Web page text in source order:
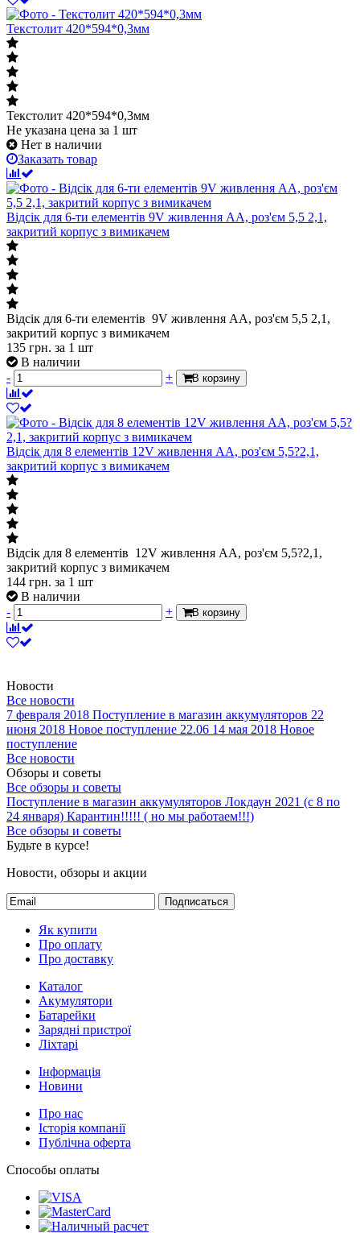
Текстолит 420*594*0,3мм
Текстолит 420*594*0,3мм
Не указана цена за 1 шт
Нет в наличии
Заказать товар
Відсік для 6-ти елементів 9V живлення АА, роз'єм 5,5 2,1,
закритий корпус з вимикачем
Відсік для 6-ти елементів 9V живлення АА, роз'єм 5,5 2,1,
закритий корпус з вимикачем
135 грн. за 1 шт
В наличии
-
+ В корзину
Відсік для 8 елементів 12V живлення АА, роз'єм 5,5?2,1,
закритий корпус з вимикачем
Відсік для 8 елементів 12V живлення АА, роз'єм 5,5?2,1,
закритий корпус з вимикачем
144 грн. за 1 шт
В наличии
-
+ В корзину
Новости
Все новости
7 февраля 2018 Поступление в магазин аккумуляторов 22
июня 2018 Новое поступление 22.06 14 мая 2018 Новое
поступление
Все новости
Обзоры и советы
Все обзоры и советы
Поступление в магазин аккумуляторов Локдаун 2021 (с 8 по
24 января) Карантин!!!!! ( но мы работаем!!!)
Все обзоры и советы
Будьте в курсе!
Новости, обзоры и акции
Подписаться
Як купити
Про оплату
Про доставку
Каталог
Акумулятори
Батарейки
Зарядні пристрої
Ліхтарі
Інформація
Новини
Про нас
Історія компанії
Публічна оферта
Способы оплаты